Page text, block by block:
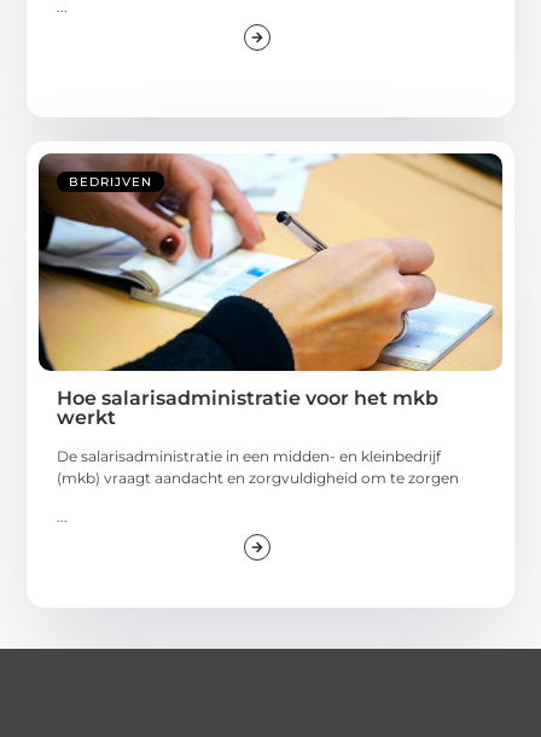
BEDRIJVEN
Hoe salarisadministratie voor het mkb
werkt
De salarisadministratie in een midden- en kleinbedrijf
(mkb) vraagt aandacht en zorgvuldigheid om te zorgen